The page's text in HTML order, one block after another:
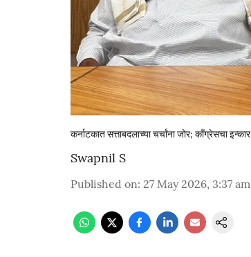
कर्नाटकात सत्ताबदलाच्या चर्चांना जोर; काँग्रेसचा इन्कार
Swapnil S
Published on: 27 May 2026, 3:37 am